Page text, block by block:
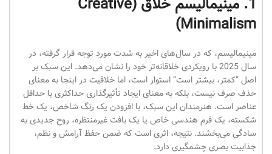
1. مینیمالیسم خلاق (Creative
Minimalism)
مینیمالیسم، که در سال‌های اخیر به شدت مورد توجه قرار گرفته، در
سال 2025 با رویکردی خلاقانه‌تر خود را نشان می‌دهد. این سبک بر
اصل “کمتر، بیشتر است” استوار است، اما خلاقیت در اینجا به معنای
حذف صرف نیست، بلکه به معنای ایجاد تأثیرگذاری حداکثری با حداقل
عناصر است. هنرمندان این سبک، با افزودن یک رنگ شاخص، یک خط
شکسته، یک فرم هندسی خاص یا یک بافت غیرمنتظره، روح جدیدی به
سادگی می‌بخشند. نتیجه، اثری است که ضمن حفظ آرامش و نظم،
جذابیت بصری چشمگیری دارد.